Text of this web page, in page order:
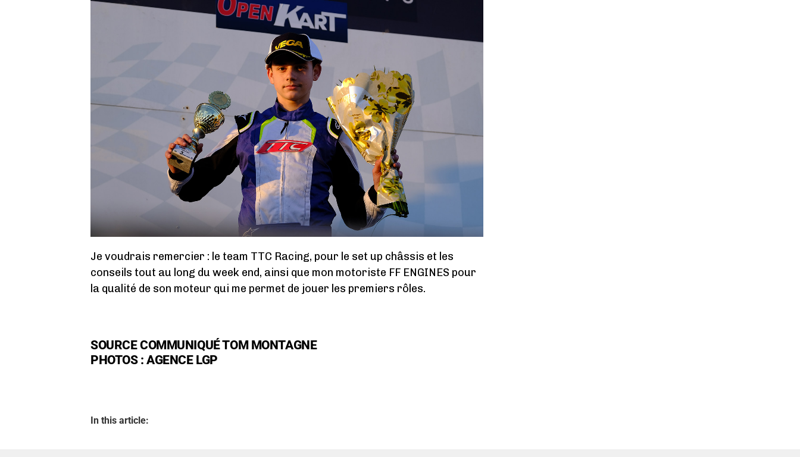
Je voudrais remercier : le team TTC Racing, pour le set up châssis et les
conseils tout au long du week end, ainsi que mon motoriste FF ENGINES pour
la qualité de son moteur qui me permet de jouer les premiers rôles.
SOURCE COMMUNIQUÉ TOM MONTAGNE
PHOTOS : AGENCE LGP
In this article: